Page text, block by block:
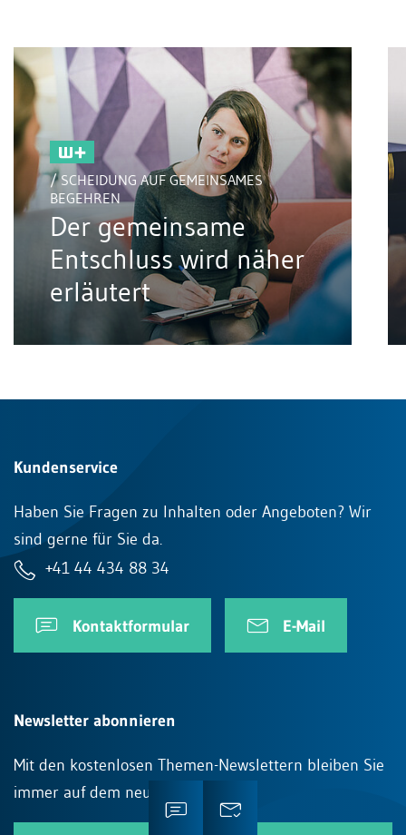
/ SCHEIDUNG AUF GEMEINSAMES
BEGEHREN
Der gemeinsame
Entschluss wird näher
erläutert
Kundenservice
Haben Sie Fragen zu Inhalten oder Angeboten? Wir
sind gerne für Sie da.
+41 44 434 88 34
Kontaktformular E-Mail
Newsletter abonnieren
Mit den kostenlosen Themen-Newslettern bleiben Sie
immer auf dem neusten Stand.